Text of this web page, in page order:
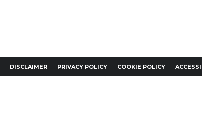
DISCLAIMER PRIVACY POLICY COOKIE POLICY